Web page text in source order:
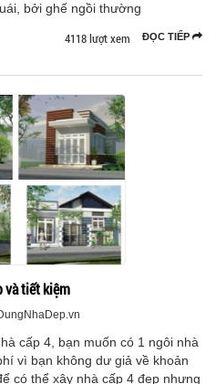
bởi ghế ngồi thường
ĐỌC TIẾP
4118 lượt xem
và tiết kiệm
cấp 4, bạn muốn có 1 ngôi nhà
vì bạn không dư giả về khoản
có thể xây nhà cấp 4 đẹp nhưng